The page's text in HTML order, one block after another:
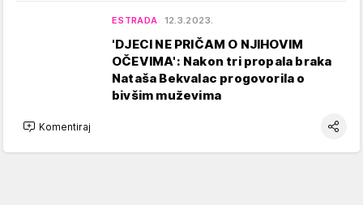
ESTRADA 12.3.2023.
'DJECI NE PRIČAM O NJIHOVIM
OČEVIMA': Nakon tri propala braka
Nataša Bekvalac progovorila o
bivšim muževima
Komentiraj